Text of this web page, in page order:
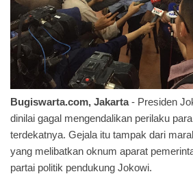
Bugiswarta.com, Jakarta- Presiden
dinilai gagal mengendalikan perilaku
terdekatnya. Gejala itu tampak dari
yang melibatkan oknum aparat
partai politik pendukung Jokowi.